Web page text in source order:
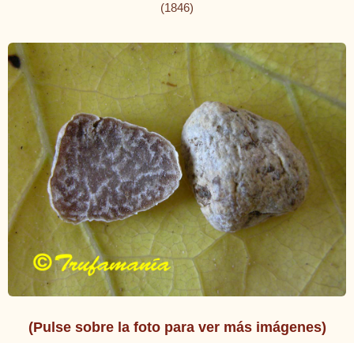
(1846)
(Pulse sobre la foto para ver más imágenes)